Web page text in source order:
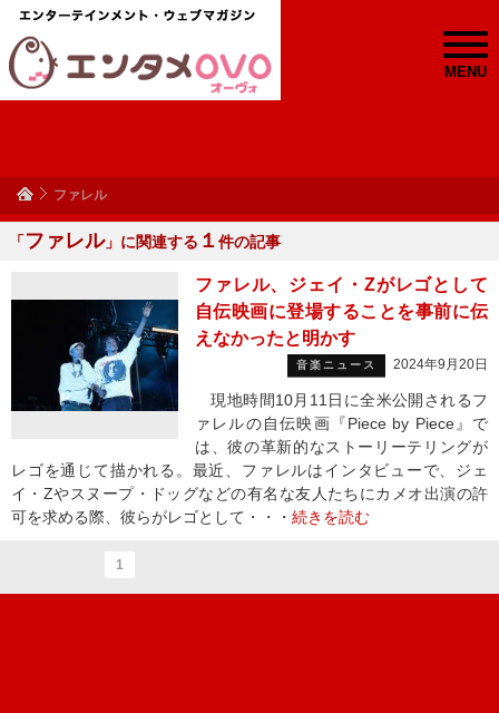
MENU
ファレル
「ファレル」に関連する １ 件の記事
ファレル、ジェイ・Zがレゴとして
自伝映画に登場することを事前に伝
えなかったと明かす
音楽ニュース 2024年9月20日
現地時間10月11日に全米公開されるフ
ァレルの自伝映画『Piece by Piece』で
は、彼の革新的なストーリーテリングが
レゴを通じて描かれる。最近、ファレルはインタビューで、ジェ
イ・Zやスヌープ・ドッグなどの有名な友人たちにカメオ出演の許
可を求める際、彼らがレゴとして・・・ 続きを読む
1